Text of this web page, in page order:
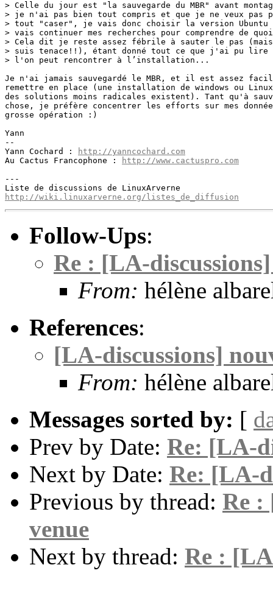
> Celle du jour est "la sauvegarde du MBR" avant
> je n'ai pas bien tout compris et que je ne veux pas
> tout "caser", je vais donc choisir la version Ubuntu
> vais continuer mes recherches pour comprendre de
> Cela dit je reste assez fébrile à sauter le pas
> suis tenace!!), étant donné tout ce que j'ai pu lire
> l'on peut rencontrer à l’installation...
Je n'ai jamais sauvegardé le MBR, et il est assez
remettre en place (une installation de windows ou
des solutions moins radicales existent). Tant qu'à
chose, je préfère concentrer les efforts sur mes
grosse opération :)
Yann
--
Yann Cochard :
http://yanncochard.com
Au Cactus Francophone :
http://www.cactuspro.com
---
http://wiki.linuxarverne.org/listes_de_diffusion
Follow-Ups:
Re : [LA-
From: hélène
References:
[LA-discussions]
From: hélène
Messages sorted by: [
Prev by Date: Re: [LA-
Next by Date: Re: [LA-
Previous by thread: Re :
venue
Next by thread: Re :